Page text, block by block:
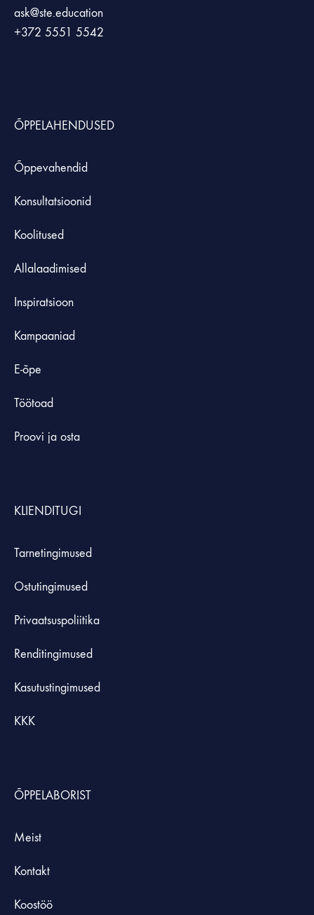
ask@ste.education
+372 5551 5542
ÕPPELAHENDUSED
Õppevahendid
Konsultatsioonid
Koolitused
Allalaadimised
Inspiratsioon
Kampaaniad
E-õpe
Töötoad
Proovi ja osta
KLIENDITUGI
Tarnetingimused
Ostutingimused
Privaatsuspoliitika
Renditingimused
Kasutustingimused
KKK
ÕPPELABORIST
Meist
Kontakt
Koostöö